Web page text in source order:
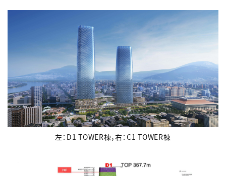
左：D1 TOWER棟，右：C1 TOWER棟